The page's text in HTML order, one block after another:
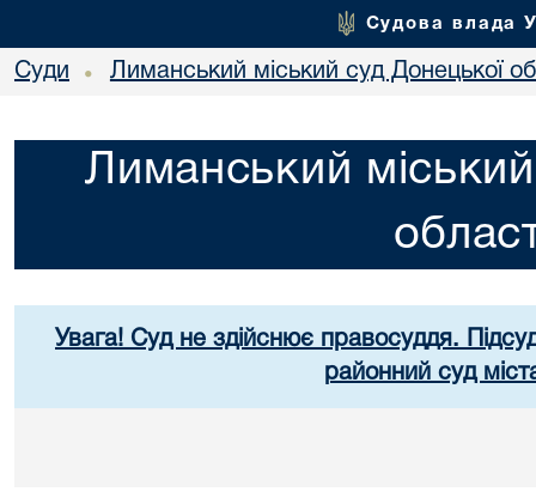
Судова влада
Суди • Лиманський міський суд Донецької
Лиманський
Увага! Суд не здійснює правосуддя.
районний суд